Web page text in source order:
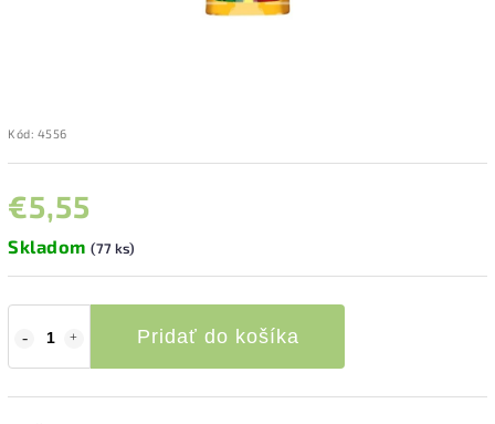
Kód: 4556
€5,55
Skladom (77 ks)
Pridať do košíka